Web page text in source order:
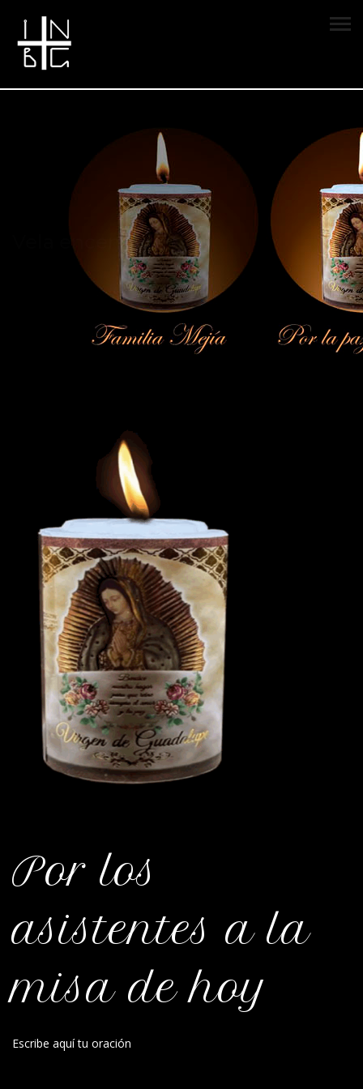
Vela encendida
Por los
asistentes a la
misa de hoy
Escribe aquí tu oración